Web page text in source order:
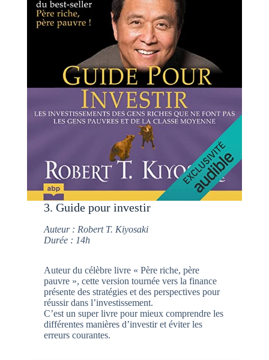
3. Guide pour investir
Auteur : Robert T. Kiyosaki
Durée : 14h
Auteur du célèbre livre « Père riche, père
pauvre », cette version tournée vers la finance
présente des stratégies et des perspectives pour
réussir dans l’investissement.
C’est un super livre pour mieux comprendre les
différentes manières d’investir et éviter les
erreurs courantes.